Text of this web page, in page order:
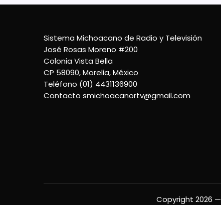
Sistema Michoacano de Radio y Televisión
José Rosas Moreno #200
Colonia Vista Bella
CP 58090, Morelia, México
Teléfono (01) 4431136900
Contacto smichoacanortv@gmail.com
Copyright 2026 —